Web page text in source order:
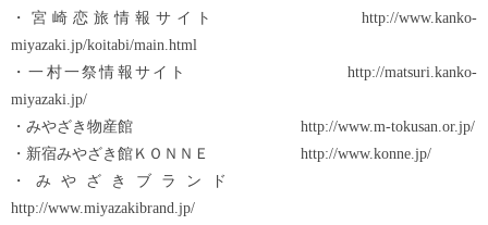
・宮崎恋旅情報サイト http://www.kanko-
miyazaki.jp/koitabi/main.html
・一村一祭情報サイト http://matsuri.kanko-
miyazaki.jp/
・みやざき物産館 http://www.m-tokusan.or.jp/
・新宿みやざき館ＫＯＮＮＥ http://www.konne.jp/
・みやざきブランド
http://www.miyazakibrand.jp/